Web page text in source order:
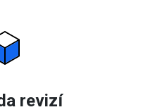
revizí